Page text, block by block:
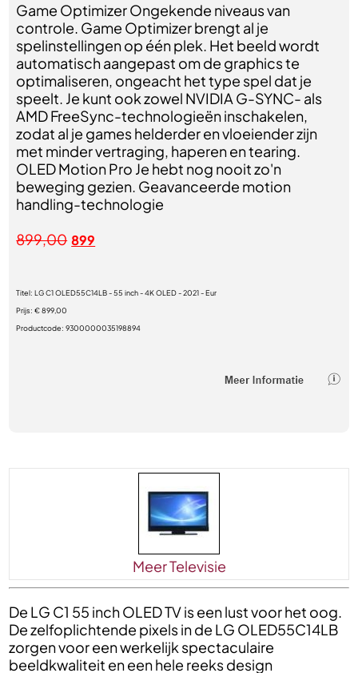
Game Optimizer Ongekende niveaus van
controle. Game Optimizer brengt al je
spelinstellingen op één plek. Het beeld wordt
automatisch aangepast om de graphics te
optimaliseren, ongeacht het type spel dat je
speelt. Je kunt ook zowel NVIDIA G-SYNC- als
AMD FreeSync-technologieën inschakelen,
zodat al je games helderder en vloeiender zijn
met minder vertraging, haperen en tearing.
OLED Motion Pro Je hebt nog nooit zo'n
beweging gezien. Geavanceerde motion
handling-technologie
899,00 899
Titel:LG C1 OLED55C14LB - 55 inch - 4K OLED - 2021 - Eur
Prijs:€ 899,00
Productcode:9300000035198894
Meer Televisie
De LG C1 55 inch OLED TV is een lust voor het oog.
De zelfoplichtende pixels in de LG OLED55C14LB
zorgen voor een werkelijk spectaculaire
beeldkwaliteit en een hele reeks design